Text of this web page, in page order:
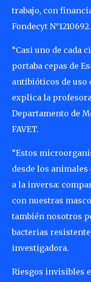
trabajo, con
Fondecyt N°1210692.
“Casi uno de cada
portaba cepas de
antibióticos de uso
explica la
Departamento de
FAVET.
“Estos
desde los
a la inversa:
con nuestras
también nosotros
bacterias
investigadora.
Riesgos invisibles